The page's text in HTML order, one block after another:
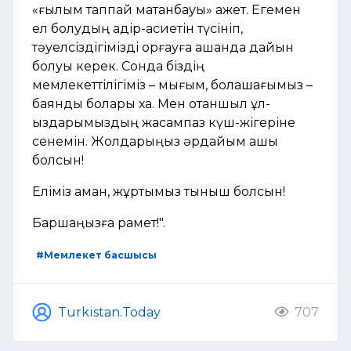
«ғылым таппай мақтанбауы» қажет. Егемен
ел болудың қадір-қасиетін түсініп,
тәуелсіздігімізді қорғауға қашанда дайын
болуы керек. Сонда біздің
мемлекеттілігіміз – мығым, болашағымыз –
баянды болары хақ. Мен отаншыл ұл-
қыздарымыздың жасампаз күш-жігеріне
сенемін. Жолдарыңыз әрдайым ашық
болсын!
Еліміз аман, жұртымыз тыныш болсын!
Баршаңызға рақмет!".
#Мемлекет басшысы
Turkistan.Today 707